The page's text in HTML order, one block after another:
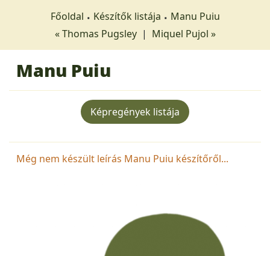
Főoldal Készítők listája
Manu Puiu
« Thomas Pugsley | Miquel Pujol »
Manu Puiu
Képregények listája
Még nem készült leírás Manu Puiu készítőről...